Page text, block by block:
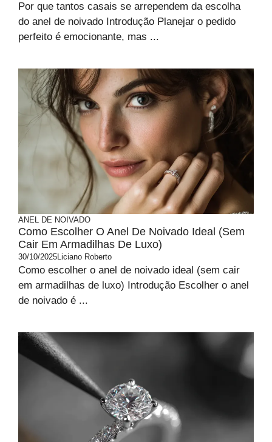
Por que tantos casais se arrependem da escolha
do anel de noivado Introdução Planejar o pedido
perfeito é emocionante, mas ...
ANEL DE NOIVADO
Como Escolher O Anel De Noivado Ideal (sem
Cair Em Armadilhas De Luxo)
30/10/2025Liciano Roberto
Como escolher o anel de noivado ideal (sem cair
em armadilhas de luxo) Introdução Escolher o anel
de noivado é ...